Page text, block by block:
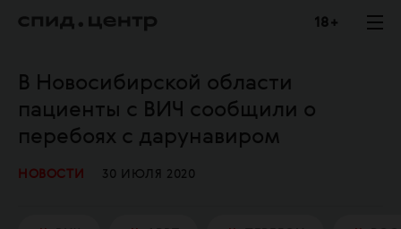
18 +
В Новосибирской области
пациенты с ВИЧ сообщили о
перебоях с дарунавиром
НОВОСТИ 30 ИЮЛЯ 2020